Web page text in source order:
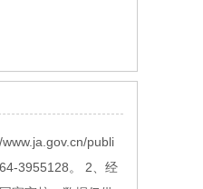
publi
3955128。 2、经